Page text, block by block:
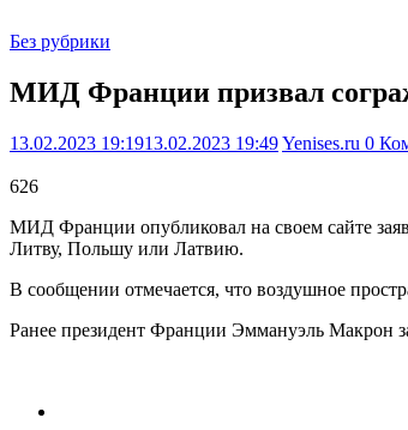
Без рубрики
МИД Франции призвал
13.02.2023 19:1913.02.2023 19:49Yenises.ru 0
626
МИД Франции опубликовал на своем сайте
Литву, Польшу или Латвию.
В сообщении отмечается, что воздушное
Ранее президент Франции Эммануэль Макрон